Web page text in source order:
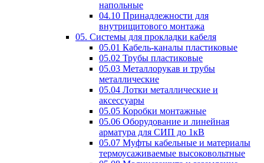
напольные
04.10 Принадлежности для
внутрищитового монтажа
05. Системы для прокладки кабеля
05.01 Кабель-каналы пластиковые
05.02 Трубы пластиковые
05.03 Металлорукав и трубы
металлические
05.04 Лотки металлические и
аксессуары
05.05 Коробки монтажные
05.06 Оборудование и линейная
арматура для СИП до 1кВ
05.07 Муфты кабельные и материалы
термоусаживаемые высоковольтные